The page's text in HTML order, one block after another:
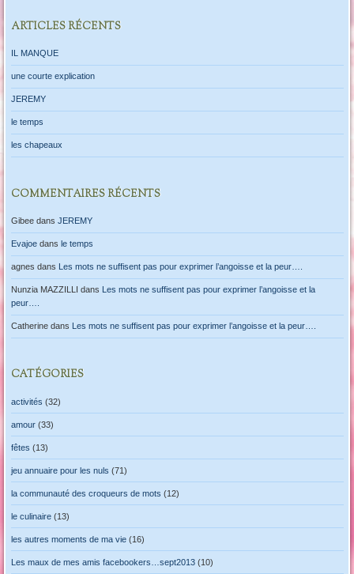
ARTICLES RÉCENTS
IL MANQUE
une courte explication
JEREMY
le temps
les chapeaux
COMMENTAIRES RÉCENTS
Gibeedans JEREMY
Evajoedans le temps
agnes dans Les mots ne suffisent pas pour exprimer l’angoisse et la peur….
Nunzia MAZZILLI dans Les mots ne suffisent pas pour exprimer l’angoisse et la
peur….
Catherinedans Les mots ne suffisent pas pour exprimer l’angoisse et la peur….
CATÉGORIES
activités (32)
amour(33)
fêtes (13)
jeu annuaire pour les nuls (71)
la communauté des croqueurs de mots (12)
le culinaire(13)
les autres moments de ma vie(16)
Les maux de mes amis facebookers…sept2013(10)